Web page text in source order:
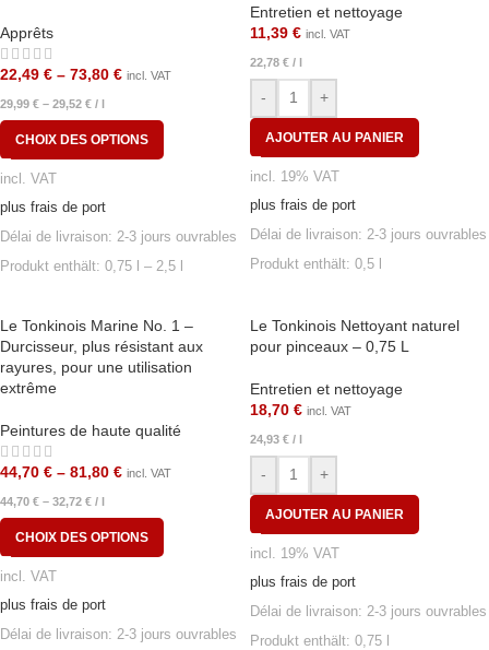
Apprêts
22,49 € – 73,80 € incl. VAT
29,99 € – 29,52 € / l
CHOIX DES OPTIONS
incl. VAT
plus frais de port
Délai de livraison: 2-3 jours ouvrables
Produkt enthält: 0,75
– 2,5
Entretien et nettoyage
11,39 € incl. VAT
22,78 € / l
- +
AJOUTER AU PANIER
incl. 19% VAT
plus frais de port
Délai de livraison: 2-3 jours ouvrables
Produkt enthält: 0,5
Le Tonkinois Marine No. 1 –
Durcisseur, plus résistant aux
rayures, pour une utilisation
extrême
Peintures de haute qualité
44,70 € – 81,80 € incl. VAT
44,70 € – 32,72 € / l
CHOIX DES OPTIONS
incl. VAT
plus frais de port
Délai de livraison: 2-3 jours ouvrables
Le Tonkinois Nettoyant naturel
pour pinceaux – 0,75 L
Entretien et nettoyage
18,70 € incl. VAT
24,93 € / l
- +
AJOUTER AU PANIER
incl. 19% VAT
plus frais de port
Délai de livraison: 2-3 jours ouvrables
Produkt enthält: 0,75